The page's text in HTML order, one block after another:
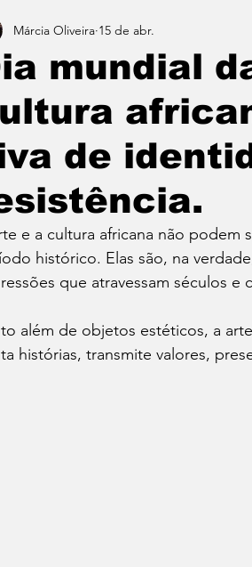
do Tempo - (Blog)
mundial
de
Márcia Oliveira 15 de abr.
e a cultura africana não
histórico. Elas são, na
que atravessam séculos
além de objetos estéticos, a
histórias, transmite valores,